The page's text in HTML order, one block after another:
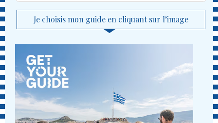
Je choisis mon guide en cliquant sur l’image